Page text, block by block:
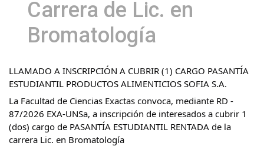
Carrera de Lic. en
Bromatología
LLAMADO A INSCRIPCIÓN A CUBRIR (1) CARGO PASANTÍA
ESTUDIANTIL PRODUCTOS ALIMENTICIOS SOFIA S.A.
La Facultad de Ciencias Exactas convoca, mediante RD -
87/2026 EXA-UNSa, a inscripción de interesados a cubrir 1
(dos) cargo de PASANTÍA ESTUDIANTIL RENTADA de la
carrera Lic. en Bromatología